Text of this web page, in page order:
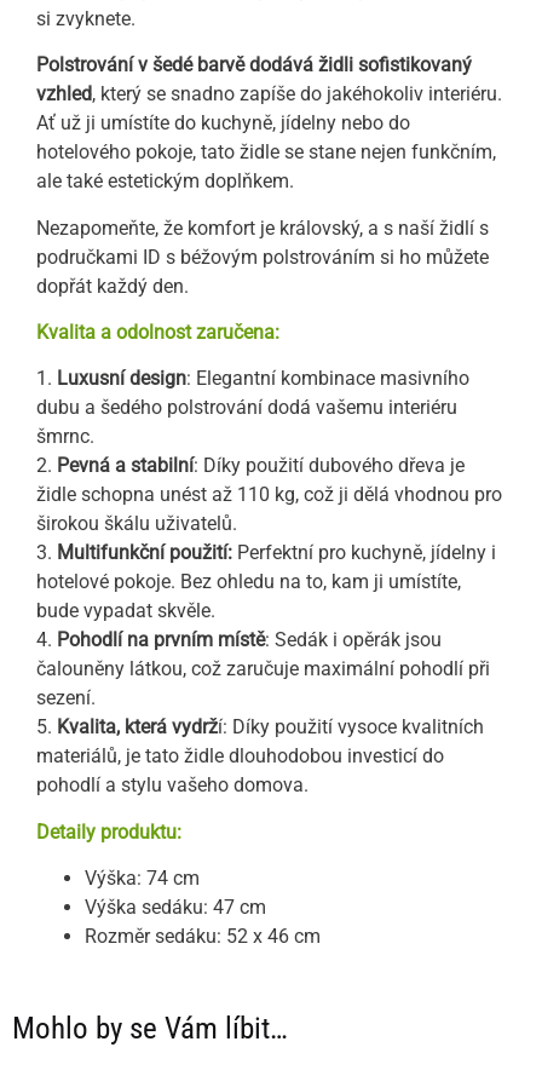
si zvyknete.
Polstrování v šedé barvě dodává židli sofistikovaný
vzhled, který se snadno zapíše do jakéhokoliv interiéru.
Ať už ji umístíte do kuchyně, jídelny nebo do
hotelového pokoje, tato židle se stane nejen funkčním,
ale také estetickým doplňkem.
Nezapomeňte, že komfort je královský, a s naší židlí s
područkami ID s béžovým polstrováním si ho můžete
dopřát každý den.
Kvalita a odolnost zaručena:
1. Luxusní design: Elegantní kombinace masivního
dubu a šedého polstrování dodá vašemu interiéru
šmrnc.
2. Pevná a stabilní: Díky použití dubového dřeva je
židle schopna unést až 110 kg, což ji dělá vhodnou pro
širokou škálu uživatelů.
3. Multifunkční použití: Perfektní pro kuchyně, jídelny i
hotelové pokoje. Bez ohledu na to, kam ji umístíte,
bude vypadat skvěle.
4. Pohodlí na prvním místě: Sedák i opěrák jsou
čalouněny látkou, což zaručuje maximální pohodlí při
sezení.
5. Kvalita, která vydrží: Díky použití vysoce kvalitních
materiálů, je tato židle dlouhodobou investicí do
pohodlí a stylu vašeho domova.
Detaily produktu:
Výška: 74 cm
Výška sedáku: 47 cm
Rozměr sedáku: 52 x 46 cm
Mohlo by se Vám líbit…